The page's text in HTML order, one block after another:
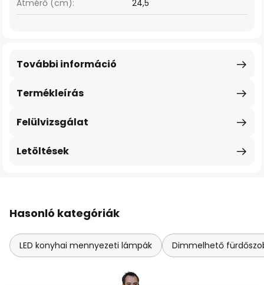
Átmérő (cm): 24,5
Termékleírás
További információ
Felülvizsgálat
Letöltések
Hasonló kategóriák
LED konyhai mennyezeti lámpák Dimmelhető